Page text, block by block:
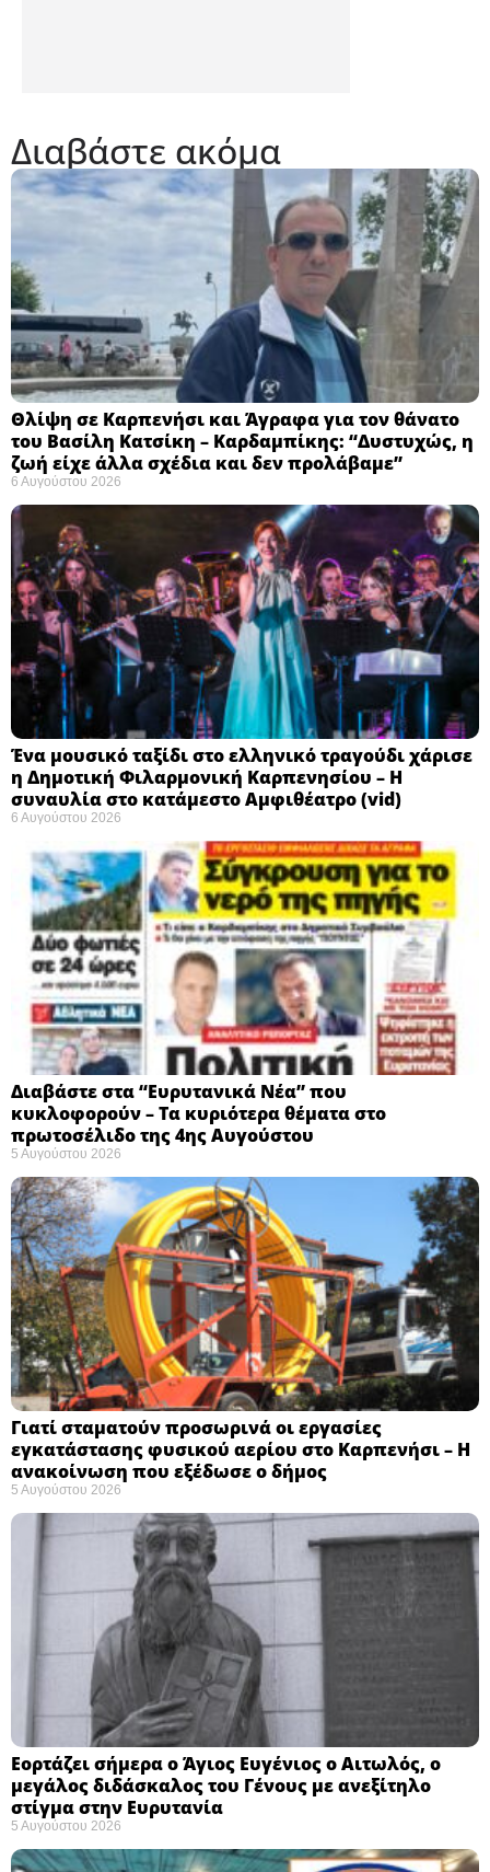
Διαβάστε ακόμα
Θλίψη σε Καρπενήσι και Άγραφα για τον θάνατο
του Βασίλη Κατσίκη – Καρδαμπίκης: “Δυστυχώς, η
ζωή είχε άλλα σχέδια και δεν προλάβαμε”
6 Αυγούστου 2026
Ένα μουσικό ταξίδι στο ελληνικό τραγούδι χάρισε
η Δημοτική Φιλαρμονική Καρπενησίου – Η
συναυλία στο κατάμεστο Αμφιθέατρο (vid)
6 Αυγούστου 2026
Διαβάστε στα “Ευρυτανικά Νέα” που
κυκλοφορούν – Τα κυριότερα θέματα στο
πρωτοσέλιδο της 4ης Αυγούστου
5 Αυγούστου 2026
Γιατί σταματούν προσωρινά οι εργασίες
εγκατάστασης φυσικού αερίου στο Καρπενήσι – Η
ανακοίνωση που εξέδωσε ο δήμος
5 Αυγούστου 2026
Εορτάζει σήμερα ο Άγιος Ευγένιος ο Αιτωλός, ο
μεγάλος διδάσκαλος του Γένους με ανεξίτηλο
στίγμα στην Ευρυτανία
5 Αυγούστου 2026